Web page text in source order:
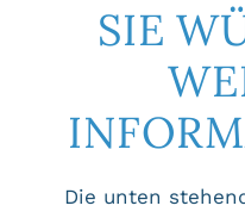
SIE
Die unten